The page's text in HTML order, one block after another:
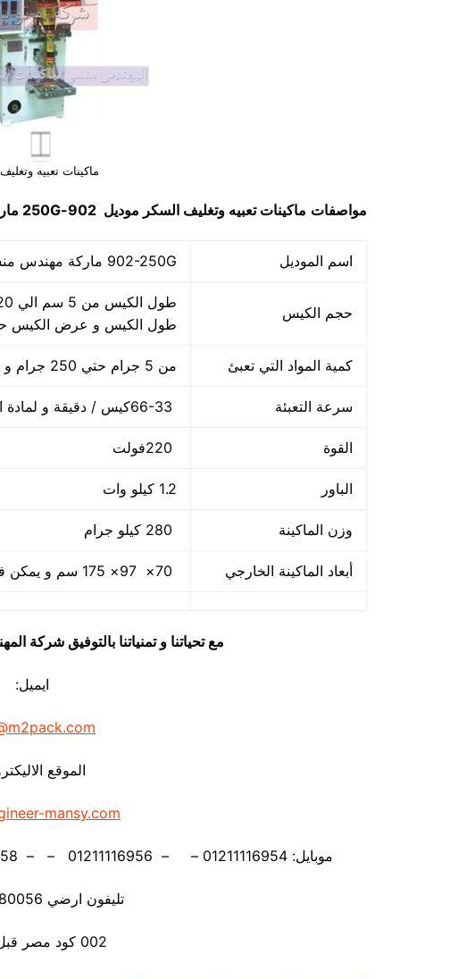
ماكينات تعبيه
مواصفات ماكينات تعبيه وتغليف السكر موديل 902-250G
اسم الموديل 902-250G ماركة مهندس منسي
حجم الكيس
طول الكيس و عرض الكيس
كمية المواد التي تعبئ من 5 جرام حتي 250 جرام و يمكن تعديله حتي 500 جرام
سرعة التعبئة
القوة
الباور 1.2 كيلو وات
وزن الماكينة
أبعاد الماكينة الخارجي
مع تحياتنا و تمنياتنا بالتوفيق شركة
ايميل:
الموقع
mansy.com
موبايل: 01211116954 – – 01211116956 – – 01211116958 – 01211116959 – 01211116962
تليفون ارضي 0225880056
002 كود مصر قبل الرقم